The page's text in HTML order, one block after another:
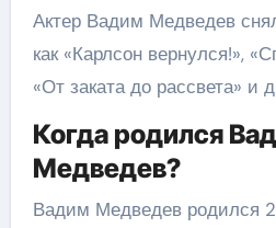
Актер Вадим Медведев
как «Карлсон вернулся!»,
«От заката до рассвета» и
Когда родился
Медведев?
Вадим Медведев родился